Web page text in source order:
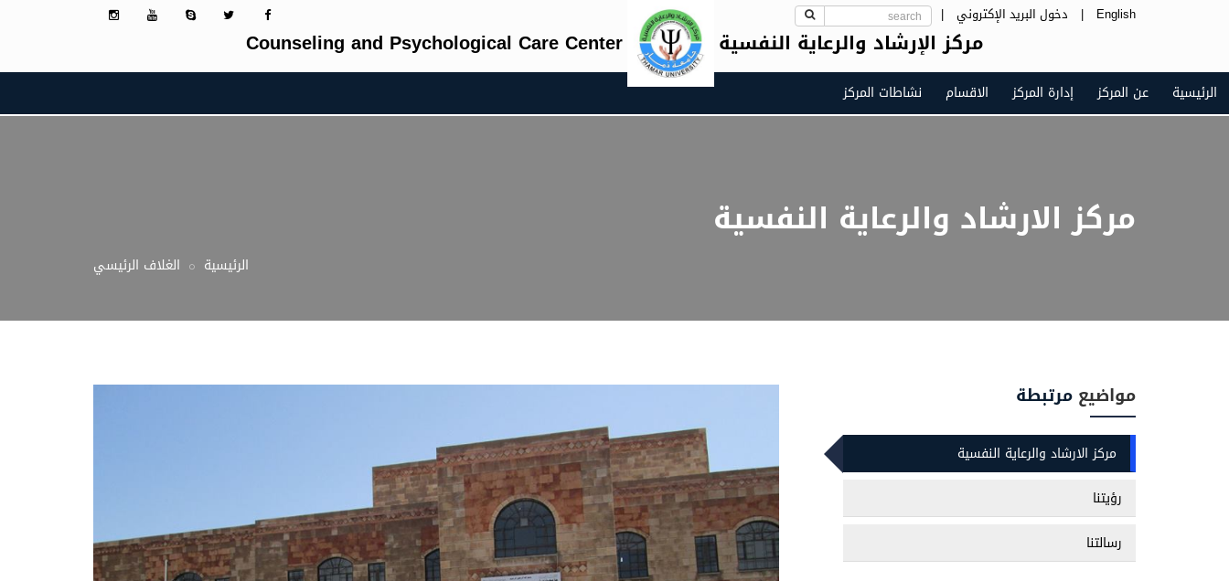
English
| دخول البريد الإكتروني |
مركز الإرشاد والرعاية النفسية Counseling and Psychological Care Center
الرئيسية عن المركز إدارة المركز الاقسام نشاطات المركز
مركز الارشاد والرعاية النفسية
الرئيسية الغلاف الرئيسي
مواضيع مرتبطة
مركز الارشاد والرعاية النفسية
رؤيتنا
رسالتنا